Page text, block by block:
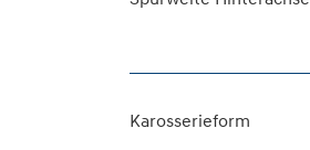
Karosserieform